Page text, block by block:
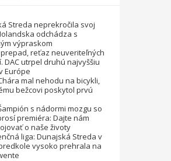
Streda neprekročila svoj
odchádza s
výpraskom
reťaz neuveriteľných
DAC utrpel druhú najvyššiu
Európe
mal nehodu na bicykli,
bežcovi poskytol prvú
s nádormi mozgu so
premiéra: Dajte nám
o naše životy
liga: Dunajská Streda v
vysoko prehrala na